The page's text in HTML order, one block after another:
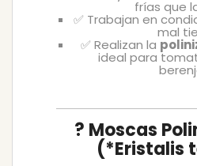
frías que
✅ Trabajan en
mal
✅ Realizan la
ideal para
? Moscas
(*Eristalis